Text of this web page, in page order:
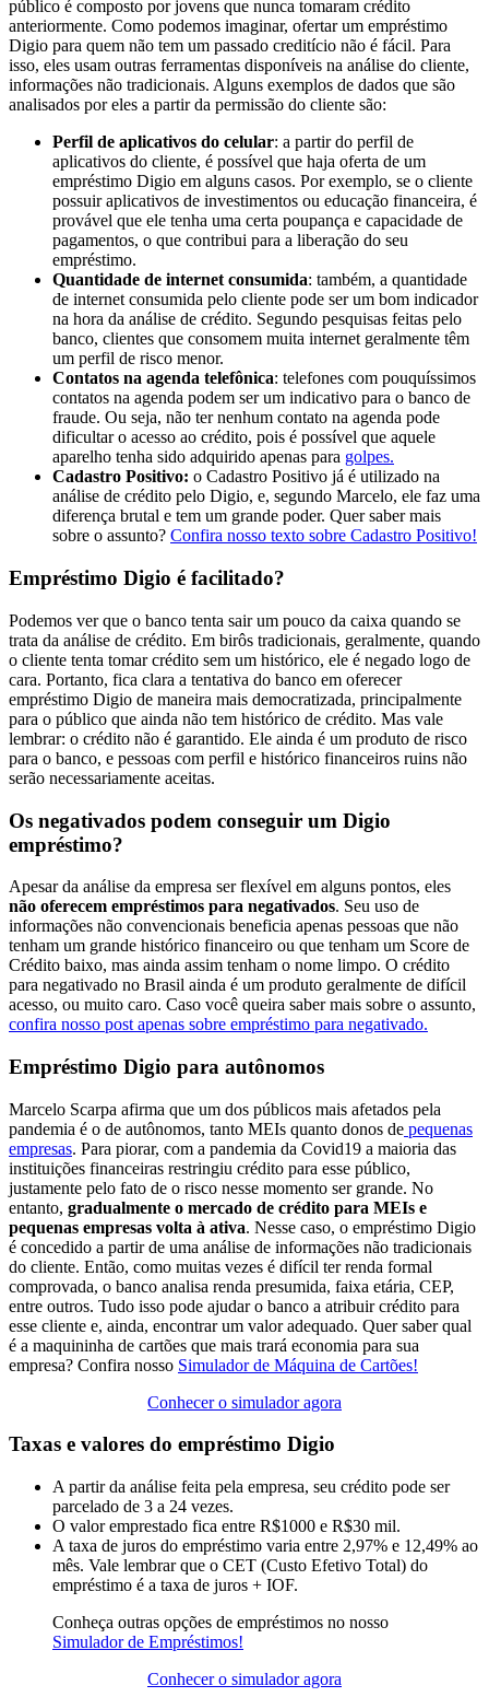
público é composto por jovens que nunca tomaram crédito
anteriormente. Como podemos imaginar, ofertar um empréstimo
Digio para quem não tem um passado creditício não é fácil. Para
isso, eles usam outras ferramentas disponíveis na análise do cliente,
informações não tradicionais. Alguns exemplos de dados que são
analisados por eles a partir da permissão do cliente são:
Perfil de aplicativos do celular: a partir do perfil de
aplicativos do cliente, é possível que haja oferta de um
empréstimo Digio em alguns casos. Por exemplo, se o cliente
possuir aplicativos de investimentos ou educação financeira, é
provável que ele tenha uma certa poupança e capacidade de
pagamentos, o que contribui para a liberação do seu
empréstimo.
Quantidade de internet consumida: também, a quantidade
de internet consumida pelo cliente pode ser um bom indicador
na hora da análise de crédito. Segundo pesquisas feitas pelo
banco, clientes que consomem muita internet geralmente têm
um perfil de risco menor.
Contatos na agenda telefônica: telefones com pouquíssimos
contatos na agenda podem ser um indicativo para o banco de
fraude. Ou seja, não ter nenhum contato na agenda pode
dificultar o acesso ao crédito, pois é possível que aquele
aparelho tenha sido adquirido apenas para golpes.
Cadastro Positivo: o Cadastro Positivo já é utilizado na
análise de crédito pelo Digio, e, segundo Marcelo, ele faz uma
diferença brutal e tem um grande poder. Quer saber mais
sobre o assunto? Confira nosso texto sobre Cadastro Positivo!
Empréstimo Digio é facilitado?
Podemos ver que o banco tenta sair um pouco da caixa quando se
trata da análise de crédito. Em birôs tradicionais, geralmente, quando
o cliente tenta tomar crédito sem um histórico, ele é negado logo de
cara. Portanto, fica clara a tentativa do banco em oferecer
empréstimo Digio de maneira mais democratizada, principalmente
para o público que ainda não tem histórico de crédito. Mas vale
lembrar: o crédito não é garantido. Ele ainda é um produto de risco
para o banco, e pessoas com perfil e histórico financeiros ruins não
serão necessariamente aceitas.
Os negativados podem conseguir um Digio
empréstimo?
Apesar da análise da empresa ser flexível em alguns pontos, eles
não oferecem empréstimos para negativados. Seu uso de
informações não convencionais beneficia apenas pessoas que não
tenham um grande histórico financeiro ou que tenham um Score de
Crédito baixo, mas ainda assim tenham o nome limpo. O crédito
para negativado no Brasil ainda é um produto geralmente de difícil
acesso, ou muito caro. Caso você queira saber mais sobre o assunto,
confira nosso post apenas sobre empréstimo para negativado.
Empréstimo Digio para autônomos
Marcelo Scarpa afirma que um dos públicos mais afetados pela
pandemia é o de autônomos, tanto MEIs quanto donos de pequenas
empresas. Para piorar, com a pandemia da Covid19 a maioria das
instituições financeiras restringiu crédito para esse público,
justamente pelo fato de o risco nesse momento ser grande. No
entanto, gradualmente o mercado de crédito para MEIs e
pequenas empresas volta à ativa. Nesse caso, o empréstimo Digio
é concedido a partir de uma análise de informações não tradicionais
do cliente. Então, como muitas vezes é difícil ter renda formal
comprovada, o banco analisa renda presumida, faixa etária, CEP,
entre outros. Tudo isso pode ajudar o banco a atribuir crédito para
esse cliente e, ainda, encontrar um valor adequado. Quer saber qual
é a maquininha de cartões que mais trará economia para sua
empresa? Confira nosso Simulador de Máquina de Cartões!
Conhecer o simulador agora
Taxas e valores do empréstimo Digio
A partir da análise feita pela empresa, seu crédito pode ser
parcelado de 3 a 24 vezes.
O valor emprestado fica entre R$1000 e R$30 mil.
A taxa de juros do empréstimo varia entre 2,97% e 12,49% ao
mês. Vale lembrar que o CET (Custo Efetivo Total) do
empréstimo é a taxa de juros + IOF.
Conheça outras opções de empréstimos no nosso
Simulador de Empréstimos!
Conhecer o simulador agora